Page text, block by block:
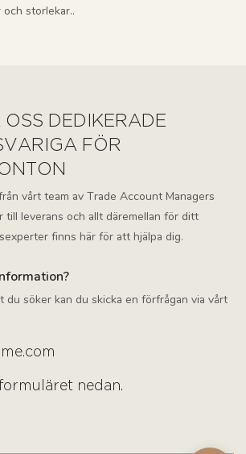
storlekar..
DEDIKERADE
FÖR
vårt team av Trade Account Managers
leverans och allt däremellan för ditt
finns här för att hjälpa dig.
du söker kan du skicka en förfrågan via vårt
nedan.